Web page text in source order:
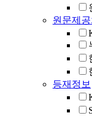
원문제공
등재정보